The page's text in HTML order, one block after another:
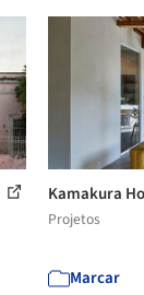
Kamakura
Projetos
Marcar